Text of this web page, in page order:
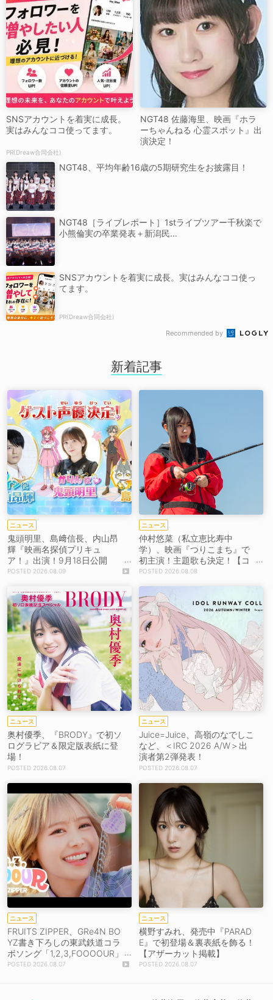
SNSアカウントを着実に成長。
実はみんなココ使ってます。
PR(Dreaw合同会社)
NGT48 佐藤海里、映画『ホラ
ーちゃんねる 心霊スポット』出
演決定！
NGT48、平均年齢16歳の5期研究生をお披露目！
NGT48［ライブレポート］1stライブツアー千秋楽で
小熊倫実の卒業発表＋新潟民...
SNSアカウントを着実に成長。実はみんなココ使っ
てます。
PR(Dreaw合同会社)
Recommended by
新着記事
ニュース
鬼頭明里、島﨑信長、内山昂
輝『映画名探偵プリキュ
ア！』出演！9月18日公開
【コメントあり】
2026.08.09
ニュース
仲村悠菜（私立恵比寿中
学）、映画『つりこまち』で
初主演！主題歌も決定！【コ
メントあり】
2026.08.08
ニュース
奥村優季、『BRODY』で初ソ
ログラビア＆限定版表紙に登
場！
2026.08.07
ニュース
Juice=Juice、高嶺のなでしこ
など、＜IRC 2026 A/W＞出
演者第2弾発表！
2026.08.07
ニュース
FRUITS ZIPPER、GRe4N BO
YZ書き下ろしの東武鉄道コラ
ボソング「1,2,3,FOOOOUR」
をリリース＆MV公開！
2026.08.07
ニュース
横野すみれ、発売中『PARAD
E』で初登場＆裏表紙を飾る！
【アザーカット掲載】
2026.08.07